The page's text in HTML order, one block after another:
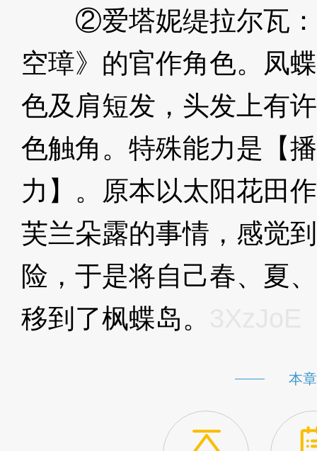
②爱塔妮缇拉尔瓦：
空璋》的官作角色。凤
色及肩短发，头发上有
色触角。特殊能力是【
力】。原本以太阳花田
芙兰朵露的事情，感觉
险，于是将自己春、夏
移到了枫蝶岛。
本